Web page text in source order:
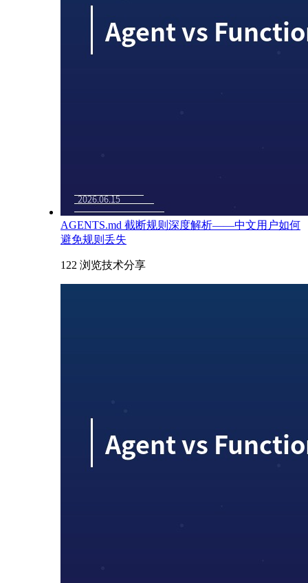
AGENTS.md 截断规则深度解析——中文用户如何
避免规则丢失
122 浏览技术分享